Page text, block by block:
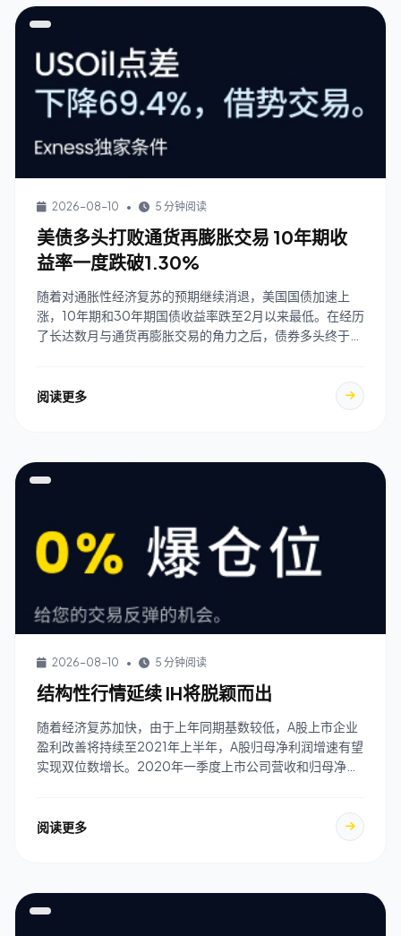
2026-08-10 • 5 分钟阅读
美债多头打败通货再膨胀交易 10年期收
益率一度跌破1.30%
随着对通胀性经济复苏的预期继续消退，美国国债加速上
涨，10年期和30年期国债收益率跌至2月以来最低。在经历
了长达数月与通货再膨胀交易的角力之后，债券多头终于重
阅读更多
2026-08-10 • 5 分钟阅读
结构性行情延续 IH将脱颖而出
随着经济复苏加快，由于上年同期基数较低，A股上市企业
盈利改善将持续至2021年上半年，A股归母净利润增速有望
实现双位数增长。2020年一季度上市公司营收和归母净利
阅读更多